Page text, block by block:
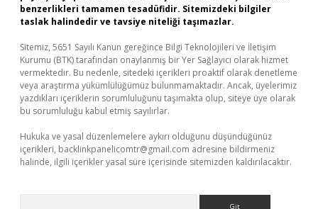
benzerlikleri tamamen tesadüfidir. Sitemizdeki bilgiler
taslak halindedir ve tavsiye niteliği taşımazlar.
Sitemiz, 5651 Sayılı Kanun gereğince Bilgi Teknolojileri ve İletişim
Kurumu (BTK) tarafından onaylanmış bir Yer Sağlayıcı olarak hizmet
vermektedir. Bu nedenle, sitedeki içerikleri proaktif olarak denetleme
veya araştırma yükümlülüğümüz bulunmamaktadır. Ancak, üyelerimiz
yazdıkları içeriklerin sorumluluğunu taşımakta olup, siteye üye olarak
bu sorumluluğu kabul etmiş sayılırlar.
Hukuka ve yasal düzenlemelere aykırı olduğunu düşündüğünüz
içerikleri, backlinkpanelicomtr@gmail.com adresine bildirmeniz
halinde, ilgili içerikler yasal süre içerisinde sitemizden kaldırılacaktır.